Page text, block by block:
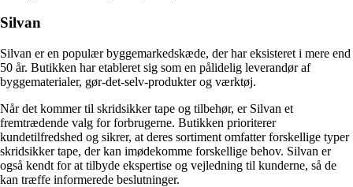
Silvan
Silvan er en populær byggemarkedskæde, der har eksisteret i mere end
50 år. Butikken har etableret sig som en pålidelig leverandør af
byggematerialer, gør-det-selv-produkter og værktøj.
Når det kommer til skridsikker tape og tilbehør, er Silvan et
fremtrædende valg for forbrugerne. Butikken prioriterer
kundetilfredshed og sikrer, at deres sortiment omfatter forskellige typer
skridsikker tape, der kan imødekomme forskellige behov. Silvan er
også kendt for at tilbyde ekspertise og vejledning til kunderne, så de
kan træffe informerede beslutninger.